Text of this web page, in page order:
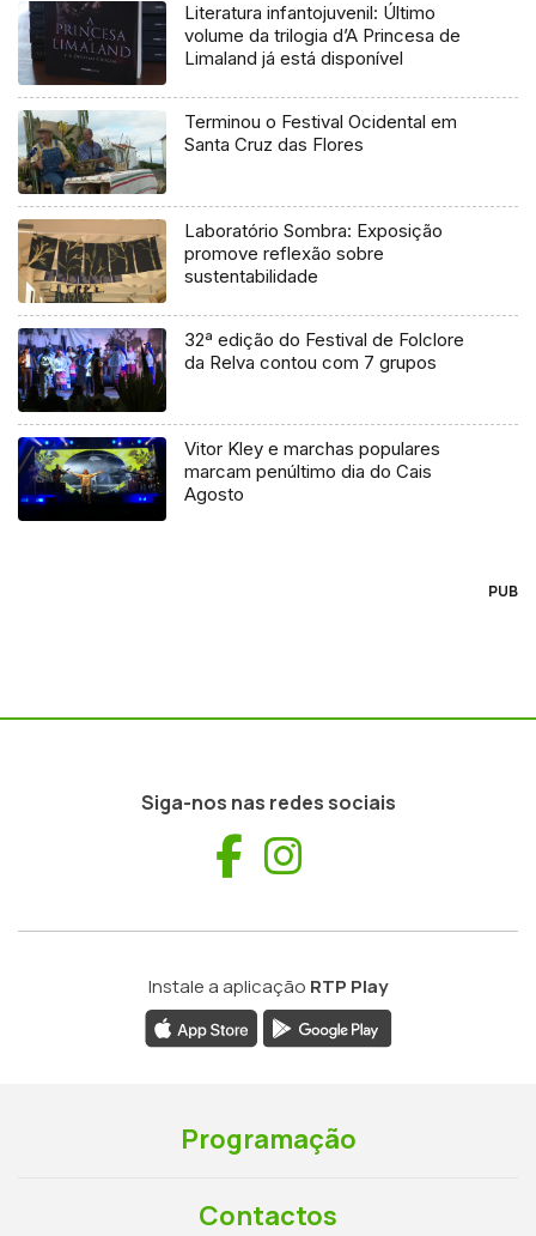
Literatura infantojuvenil: Último
volume da trilogia d’A Princesa de
Limaland já está disponível
Terminou o Festival Ocidental em
Santa Cruz das Flores
Laboratório Sombra: Exposição
promove reflexão sobre
sustentabilidade
32ª edição do Festival de Folclore
da Relva contou com 7 grupos
Vitor Kley e marchas populares
marcam penúltimo dia do Cais
Agosto
PUB
Siga-nos nas redes sociais
Facebook
Instale a aplicação RTP Play
Programação
Contactos